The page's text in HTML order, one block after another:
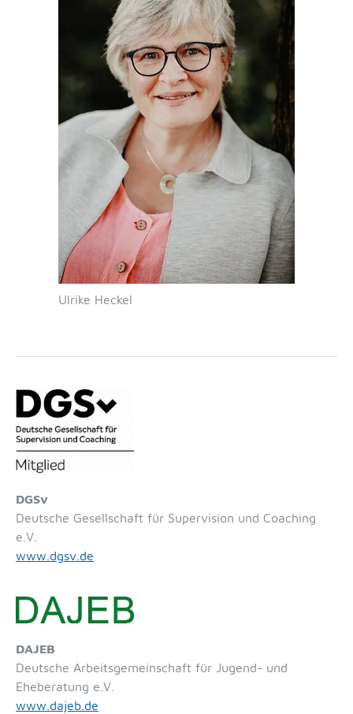
Ulrike Heckel
DGSv
Deutsche Gesellschaft für Supervision und Coaching
e.V.
www.dgsv.de
DAJEB
Deutsche Arbeitsgemeinschaft für Jugend- und
Eheberatung e.V.
www.dajeb.de